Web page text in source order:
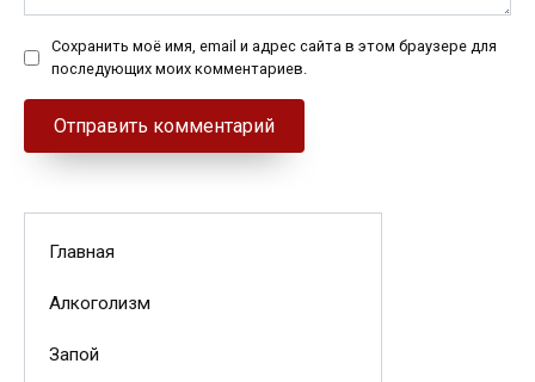
Сохранить моё имя, email и адрес сайта в этом браузере для
последующих моих комментариев.
Главная
Алкоголизм
Запой